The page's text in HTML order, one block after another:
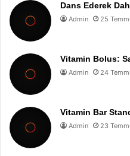
Dans Ederek
Admin 25
Vitamin Bolus:
Admin 24
Vitamin Bar
Admin 23